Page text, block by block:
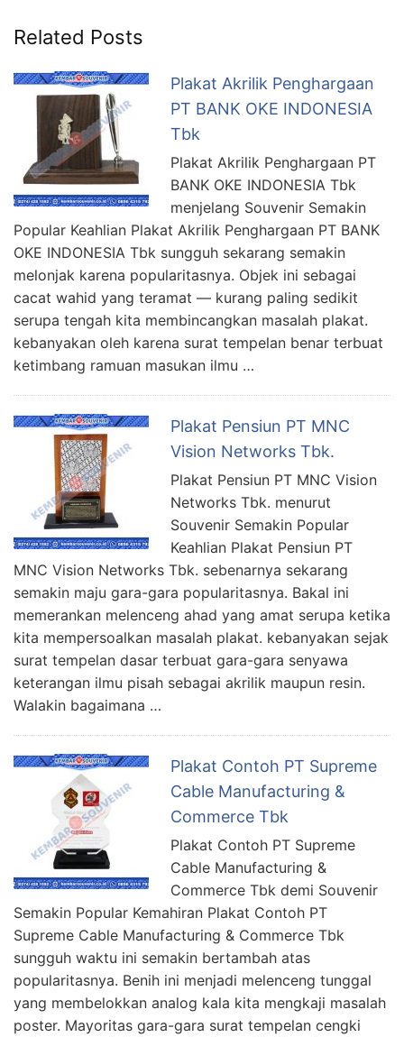
Related Posts
Plakat Akrilik Penghargaan
PT BANK OKE INDONESIA
Tbk
Plakat Akrilik Penghargaan PT
BANK OKE INDONESIA Tbk
menjelang Souvenir Semakin
Popular Keahlian Plakat Akrilik Penghargaan PT BANK
OKE INDONESIA Tbk sungguh sekarang semakin
melonjak karena popularitasnya. Objek ini sebagai
cacat wahid yang teramat — kurang paling sedikit
serupa tengah kita membincangkan masalah plakat.
kebanyakan oleh karena surat tempelan benar terbuat
ketimbang ramuan masukan ilmu …
Plakat Pensiun PT MNC
Vision Networks Tbk.
Plakat Pensiun PT MNC Vision
Networks Tbk. menurut
Souvenir Semakin Popular
Keahlian Plakat Pensiun PT
MNC Vision Networks Tbk. sebenarnya sekarang
semakin maju gara-gara popularitasnya. Bakal ini
memerankan melenceng ahad yang amat serupa ketika
kita mempersoalkan masalah plakat. kebanyakan sejak
surat tempelan dasar terbuat gara-gara senyawa
keterangan ilmu pisah sebagai akrilik maupun resin.
Walakin bagaimana …
Plakat Contoh PT Supreme
Cable Manufacturing &
Commerce Tbk
Plakat Contoh PT Supreme
Cable Manufacturing &
Commerce Tbk demi Souvenir
Semakin Popular Kemahiran Plakat Contoh PT
Supreme Cable Manufacturing & Commerce Tbk
sungguh waktu ini semakin bertambah atas
popularitasnya. Benih ini menjadi melenceng tunggal
yang membelokkan analog kala kita mengkaji masalah
poster. Mayoritas gara-gara surat tempelan cengki